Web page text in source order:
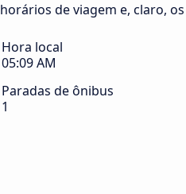
horários de viagem e, claro,
Hora local
05:09 AM
Paradas de ônibus
1